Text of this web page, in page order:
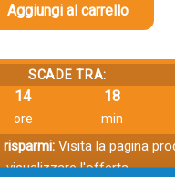
Aggiungi al carrello
SCADE TRA:
14
ore
18
min
risparmi:Visita la pagina
visualizzare l'offerta